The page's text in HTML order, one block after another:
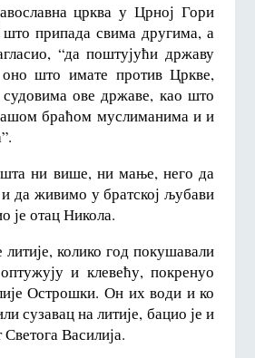
црква у Црној Гори
припада свима другима, а
“да поштујући државу
што имате против Цркве,
судовима ове државе, као што
браћом муслиманима и и
ни више, ни мање, него да
да живимо у братској љубави
је отац Никола.
литије, колико год покушавали
и клевећу, покренуо
Острошки. Он их води и ко
сузавац на литије, бацио је и
Василија.